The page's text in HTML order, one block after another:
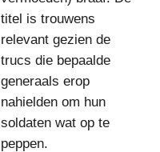
titel is trouwens
relevant gezien de
trucs die bepaalde
generaals erop
nahielden om hun
soldaten wat op te
peppen.